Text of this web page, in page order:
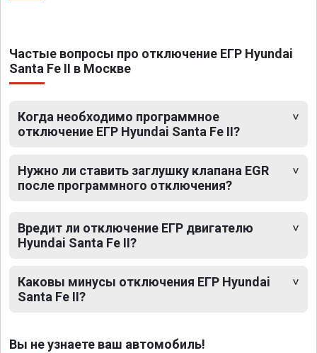
Частые вопросы про отключение ЕГР Hyundai
Santa Fe II в Москве
Когда необходимо программное
отключение ЕГР Hyundai Santa Fe II?
Нужно ли ставить заглушку клапана EGR
после программного отключения?
Вредит ли отключение ЕГР двигателю
Hyundai Santa Fe II?
Каковы минусы отключения ЕГР Hyundai
Santa Fe II?
Вы не узнаете ваш автомобиль!